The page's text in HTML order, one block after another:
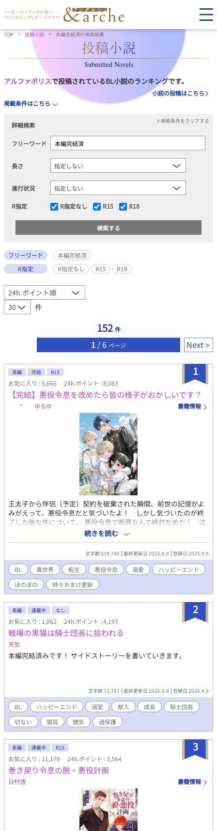
TOP 投稿小説 本編完結済の検索結果
Submitted Novels
アルファポリスで投稿されているBL小説のランキングです。
小説の投稿はこちら
掲載条件はこちら
詳細検索
×検索条件をクリアする
フリーワード
長さ
進行状況
R指定 R指定なし R15 R18
フリーワード
本編完結済
R指定
R指定なし R15 R18
件
152 件
1 / 6 ページ Next
1
長編 完結 R15
お気に入り : 5,666 24h.ポイント : 8,083
【完結】悪役令息を改めたら皆の様子がおかしいです？
* ゆるゆ 書籍情報
王太子から伴侶（予定）契約を破棄された瞬間、前世の記憶がよ
みがえって、悪役令息だと気づいたよ！ しかし気づいたのが終
了した後な件について。 悪役令息で断罪なんて絶対だめだ！ 泣
いちゃう！ せっかく前世を思い出したんだから、これからは心を
入れ替えて、真面目にがんばっていこう！ と思ったんだけ
ど……あれ？ 皆やさしい？ 主人公はあっちだよー？ 本編完結
済です。 おまけのお話を更新しています。 皆の動画をつくりまし
た！ プロフのwebサイトから飛べるので、もしよかったら、お話
と一緒に楽しんでくださったら、とてもうれしいです！ 表紙や動
画にAIを使っていますが、小説にはAIを使っておりません 皆さま
の応援のおかげで『もふもふ獣人に転生したら、最愛の推しに溺
愛されています』書籍化、心から、ありがとうございます！
続きを読む
文字数 539,740 最終更新日 2026.8.8 登録日 2025.9.5
BL 異世界 転生 悪役令息 溺愛
ハッピーエンド
ほのぼの
時々おまけ更新
2
長編 連載中 なし
お気に入り : 1,062 24h.ポイント : 4,197
戦場の黒猫は騎士団長に拾われる
天気
本編完結済みです！ サイドストーリーを書いていきます。
文字数 73,787 最終更新日 2026.8.8 登録日 2026.4.9
BL ハッピーエンド 溺愛 獣人 成長
騎士団長
切ない
猫耳 健気 過保護
3
長編 連載中 R18
お気に入り : 11,178 24h.ポイント : 3,564
巻き戻り令息の脱・悪役計画
日村透 書籍情報